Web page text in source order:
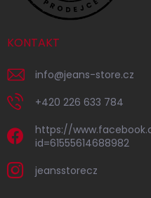
KONTAKT
info@jeans-store.cz
+420 226 633 784
https://
id=61555614688982
jeansstorecz